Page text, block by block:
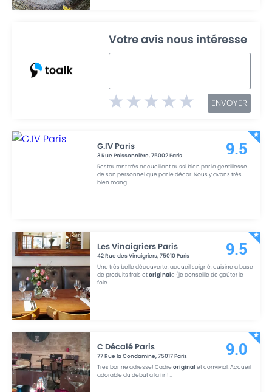
Votre avis nous intéresse
ENVOYER
G.IV Paris
3 Rue Poissonnière,75002Paris
Restaurant très accueillant aussi bien par la gentillesse
de son personnel que par le décor. Nous y avons très
bien mang...
9.5
Les Vinaigriers Paris
42 Rue des Vinaigriers,75010Paris
Une très belle découverte, accueil soigné, cuisine a base
de produits frais etoriginale (je conseille de goûter le
foie...
9.5
C Décalé Paris
77 Rue la Condamine,75017Paris
Tres bonne adresse! Cadreoriginal et convivial. Accueil
adorable du debut a la fin!...
9.0